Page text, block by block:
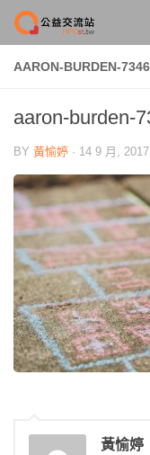
Skip to content
AARON-BURDEN-
aaron-burden-
BY 黃愉婷 · 14 9 月, 2017
黃愉婷